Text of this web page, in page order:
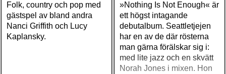
Folk, country och pop med
gästspel av bland andra
Nanci Griffith och Lucy
Kaplansky.
»Nothing Is Not Enough« är
ett högst intagande
debutalbum. Seattletjejen
har en av de där rösterna
man gärna förälskar sig i:
med lite jazz och en skvätt
Norah Jones i mixen. Hon